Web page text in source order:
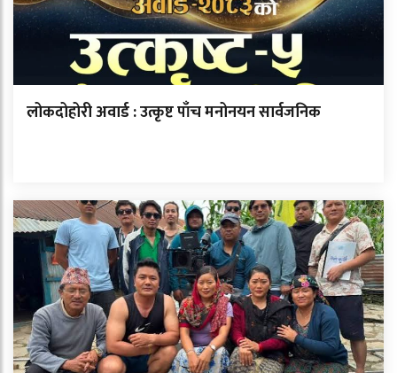
लोकदोहोरी अवार्ड : उत्कृष्ट पाँच मनोनयन सार्वजनिक